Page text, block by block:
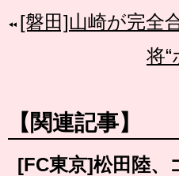
[磐田]山崎が完全
将
【関連記事】
[FC東京]松田陸、